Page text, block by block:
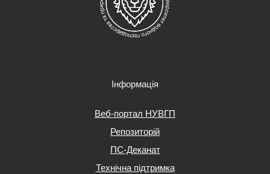
Інформація
Веб-портал НУВГП
Репозиторій
ПС-Деканат
Технічна підтримка